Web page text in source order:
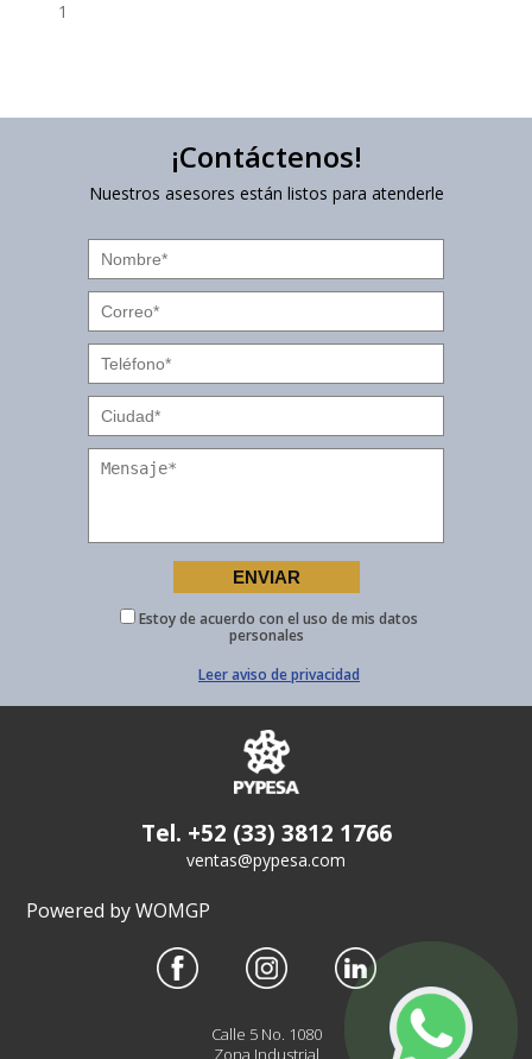
1
¡Contáctenos!
Nuestros asesores están listos para atenderle
Estoy de acuerdo con el uso de mis datos
personales
Leer aviso de privacidad
Tel. +52 (33) 3812 1766
ventas@pypesa.com
Powered by WOMGP
Calle 5 No. 1080
Zona Industrial